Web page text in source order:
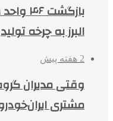
البرز به چرخه تولید
2 هفته پیش
وقتی مدیران
مشتری